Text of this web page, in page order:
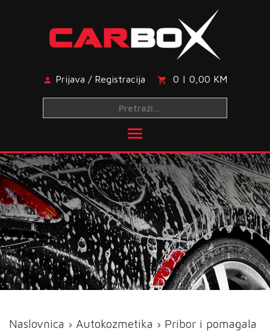
Prijava / Registracija 0 | 0,00 KM
Naslovnica › Autokozmetika › Pribor i pomagala